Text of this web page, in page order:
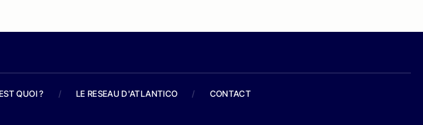
QUOI ? / LE RESEAU D'ATLANTICO / CONTACT